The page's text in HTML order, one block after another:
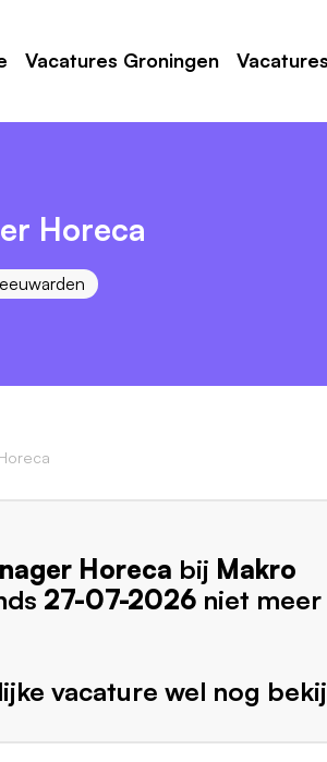
Vacatures Groningen
Horeca
Horeca bij Makro
27-07-2026 niet meer
vacature wel nog